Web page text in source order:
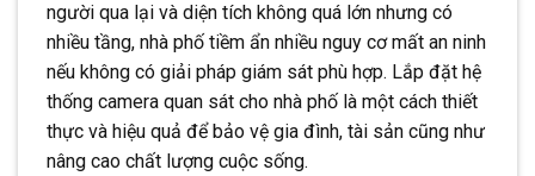
người qua lại và diện tích không quá lớn nhưng có
nhiều tầng, nhà phố tiềm ẩn nhiều nguy cơ mất an ninh
nếu không có giải pháp giám sát phù hợp. Lắp đặt hệ
thống camera quan sát cho nhà phố là một cách thiết
thực và hiệu quả để bảo vệ gia đình, tài sản cũng như
nâng cao chất lượng cuộc sống.